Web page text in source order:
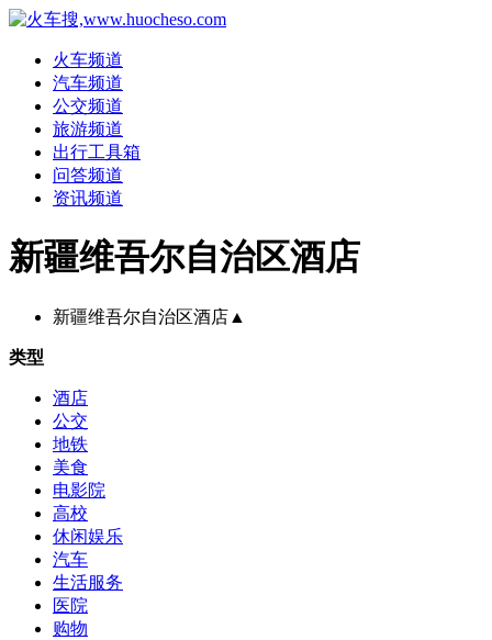
火车频道
汽车频道
公交频道
旅游频道
出行工具箱
问答频道
资讯频道
新疆维吾尔自治区酒店
新疆维吾尔自治区酒店 ▲
类型
酒店
公交
地铁
美食
电影院
高校
休闲娱乐
汽车
生活服务
医院
购物